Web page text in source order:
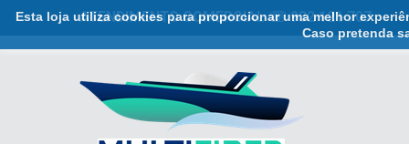
Esta loja utiliza cookies para proporcionar uma melhor
Caso pretenda
ATENDIMENTO COMERCIAL ☏ 932 121 707